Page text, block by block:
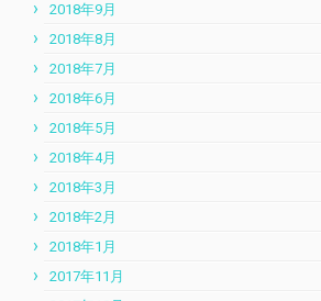
2018年9月
2018年8月
2018年7月
2018年6月
2018年5月
2018年4月
2018年3月
2018年2月
2018年1月
2017年11月